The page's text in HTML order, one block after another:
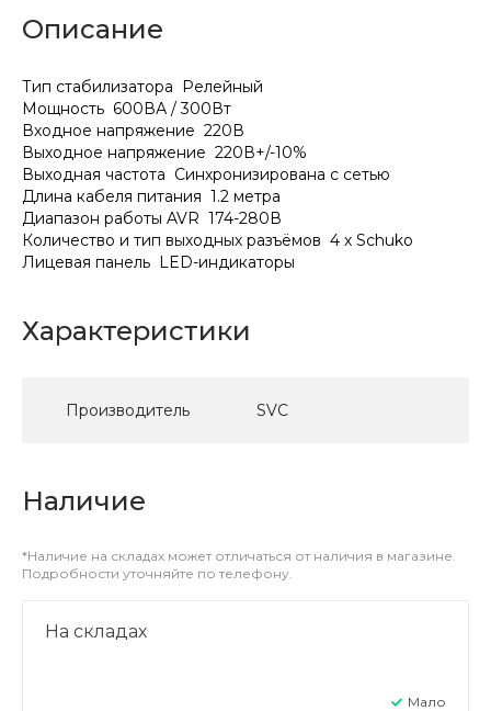
Описание
Тип стабилизатора Релейный
Мощность 600ВА / 300Вт
Входное напряжение 220В
Выходное напряжение 220В+/-10%
Выходная частота Синхронизирована с сетью
Длина кабеля питания 1.2 метра
Диапазон работы AVR 174-280В
Количество и тип выходных разъёмов 4 х Schuko
Лицевая панель LED-индикаторы
Характеристики
Производитель SVC
Наличие
*Наличие на складах может отличаться от наличия в магазине.
Подробности уточняйте по телефону.
На складах
Мало